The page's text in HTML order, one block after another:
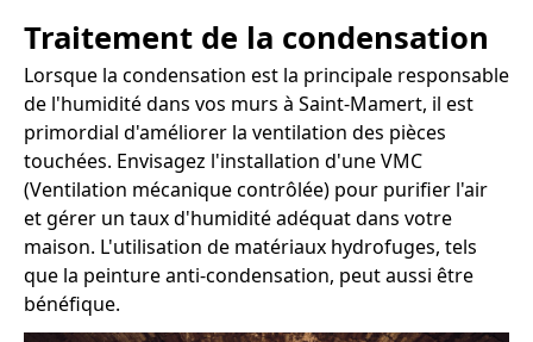
Traitement de la condensation
Lorsque la condensation est la principale responsable
de l'humidité dans vos murs à Saint-Mamert, il est
primordial d'améliorer la ventilation des pièces
touchées. Envisagez l'installation d'une VMC
(Ventilation mécanique contrôlée) pour purifier l'air
et gérer un taux d'humidité adéquat dans votre
maison. L'utilisation de matériaux hydrofuges, tels
que la peinture anti-condensation, peut aussi être
bénéfique.